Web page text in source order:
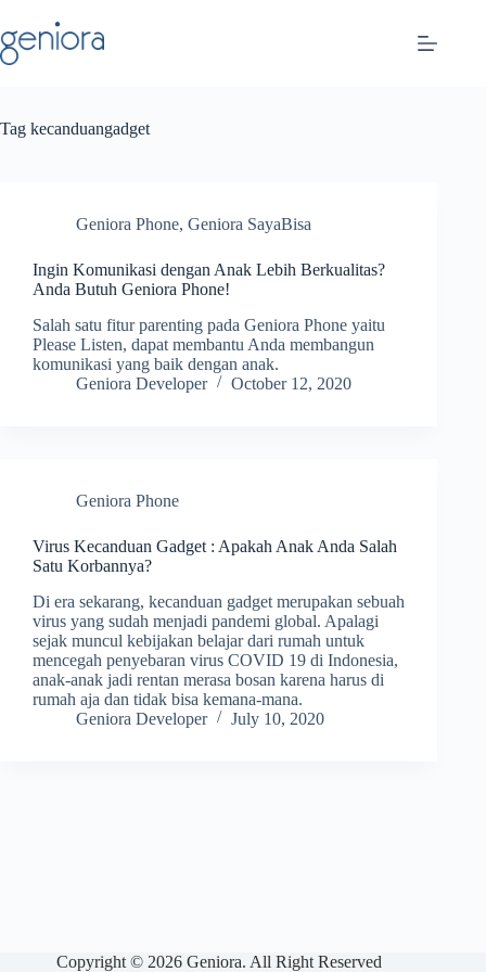
to
content
Tag kecanduangadget
Geniora Phone, Geniora SayaBisa
Ingin Komunikasi dengan Anak Lebih Berkualitas?
Anda Butuh Geniora Phone!
Salah satu fitur parenting pada Geniora Phone yaitu
Please Listen, dapat membantu Anda membangun
komunikasi yang baik dengan anak.
Geniora Developer
October 12, 2020
Geniora Phone
Virus Kecanduan Gadget : Apakah Anak Anda Salah
Satu Korbannya?
Di era sekarang, kecanduan gadget merupakan sebuah
virus yang sudah menjadi pandemi global. Apalagi
sejak muncul kebijakan belajar dari rumah untuk
mencegah penyebaran virus COVID 19 di Indonesia,
anak-anak jadi rentan merasa bosan karena harus di
rumah aja dan tidak bisa kemana-mana.
Geniora Developer
July 10, 2020
Copyright © 2026 Geniora. All Right Reserved